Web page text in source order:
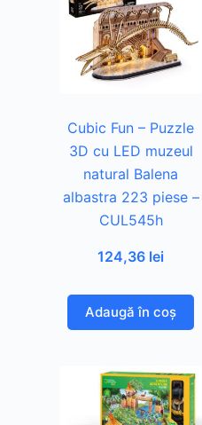
Cubic Fun – Puzzle
3D cu LED muzeul
natural Balena
albastra 223 piese –
CUL545h
124,36 lei
Adaugă în coș